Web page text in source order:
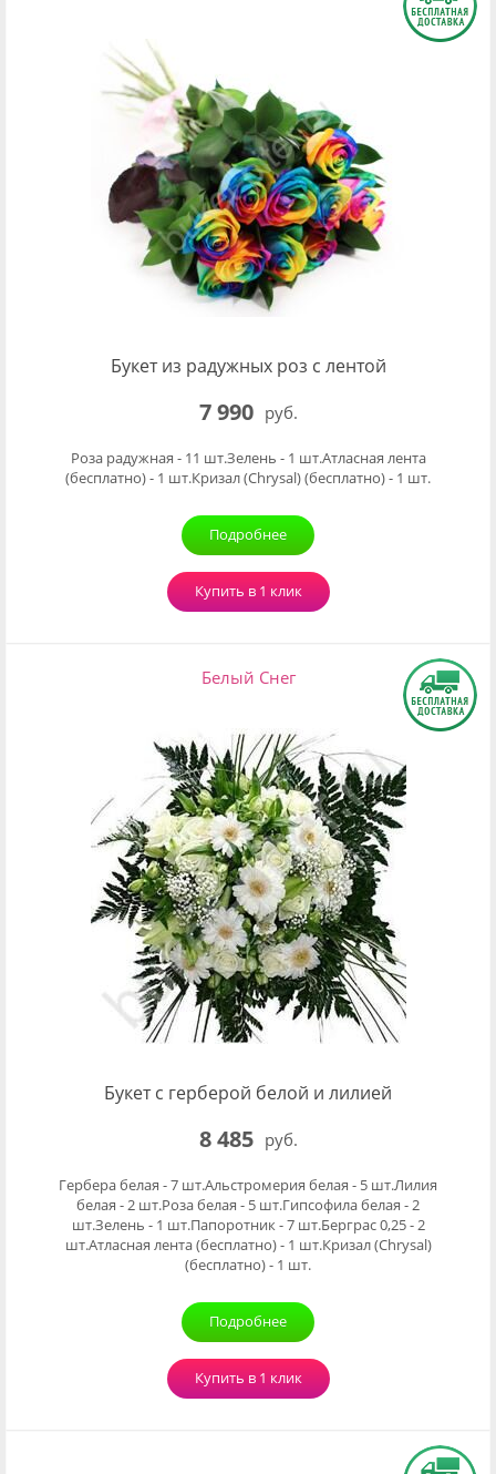
Букет из радужных роз с лентой
7 990 руб.
Роза радужная - 11 шт.Зелень - 1 шт.Атласная лента
(бесплатно) - 1 шт.Кризал (Chrysal) (бесплатно) - 1 шт.
Подробнее
Купить в 1 клик
Белый Снег
Букет с герберой белой и лилией
8 485 руб.
Гербера белая - 7 шт.Альстромерия белая - 5 шт.Лилия
белая - 2 шт.Роза белая - 5 шт.Гипсофила белая - 2
шт.Зелень - 1 шт.Папоротник - 7 шт.Берграс 0,25 - 2
шт.Атласная лента (бесплатно) - 1 шт.Кризал (Chrysal)
(бесплатно) - 1 шт.
Подробнее
Купить в 1 клик